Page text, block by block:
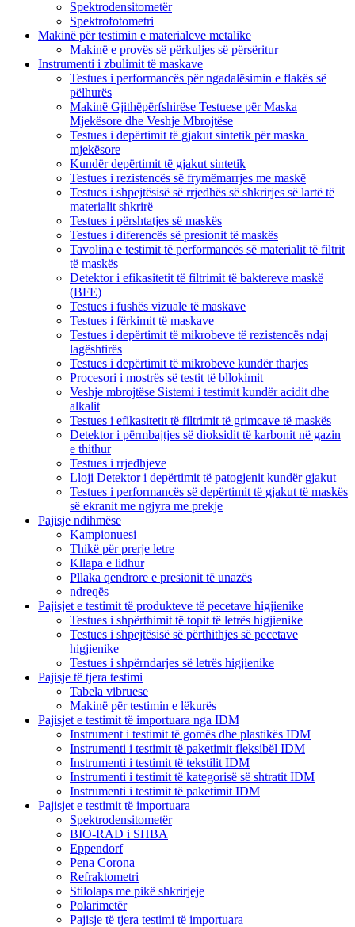
Spektrodensitometër
Spektrofotometri
Makinë për testimin e materialeve metalike
Makinë e provës së përkuljes së përsëritur
Instrumenti i zbulimit të maskave
Testues i performancës për ngadalësimin e flakës së
pëlhurës
Makinë Gjithëpërfshirëse Testuese për Maska
Mjekësore dhe Veshje Mbrojtëse
Testues i depërtimit të gjakut sintetik për maska ​​
mjekësore
Kundër depërtimit të gjakut sintetik
Testues i rezistencës së frymëmarrjes me maskë
Testues i shpejtësisë së rrjedhës së shkrirjes së lartë të
materialit shkrirë
Testues i përshtatjes së maskës
Testues i diferencës së presionit të maskës
Tavolina e testimit të performancës së materialit të filtrit
të maskës
Detektor i efikasitetit të filtrimit të baktereve maskë
(BFE)
Testues i fushës vizuale të maskave
Testues i fërkimit të maskave
Testues i depërtimit të mikrobeve të rezistencës ndaj
lagështirës
Testues i depërtimit të mikrobeve kundër tharjes
Procesori i mostrës së testit të bllokimit
Veshje mbrojtëse Sistemi i testimit kundër acidit dhe
alkalit
Testues i efikasitetit të filtrimit të grimcave të maskës
Detektor i përmbajtjes së dioksidit të karbonit në gazin
e thithur
Testues i rrjedhjeve
Lloji Detektor i depërtimit të patogjenit kundër gjakut
Testues i performancës së depërtimit të gjakut të maskës
së ekranit me ngjyra me prekje
Pajisje ndihmëse
Kampionuesi
Thikë për prerje letre
Kllapa e lidhur
Pllaka qendrore e presionit të unazës
ndreqës
Pajisjet e testimit të produkteve të pecetave higjienike
Testues i shpërthimit të topit të letrës higjienike
Testues i shpejtësisë së përthithjes së pecetave
higjienike
Testues i shpërndarjes së letrës higjienike
Pajisje të tjera testimi
Tabela vibruese
Makinë për testimin e lëkurës
Pajisjet e testimit të importuara nga IDM
Instrument i testimit të gomës dhe plastikës IDM
Instrumenti i testimit të paketimit fleksibël IDM
Instrumenti i testimit të tekstilit IDM
Instrumenti i testimit të kategorisë së shtratit IDM
Instrumenti i testimit të paketimit IDM
Pajisjet e testimit të importuara
Spektrodensitometër
BIO-RAD i SHBA
Eppendorf
Pena Corona
Refraktometri
Stilolaps me pikë shkrirjeje
Polarimetër
Pajisje të tjera testimi të importuara